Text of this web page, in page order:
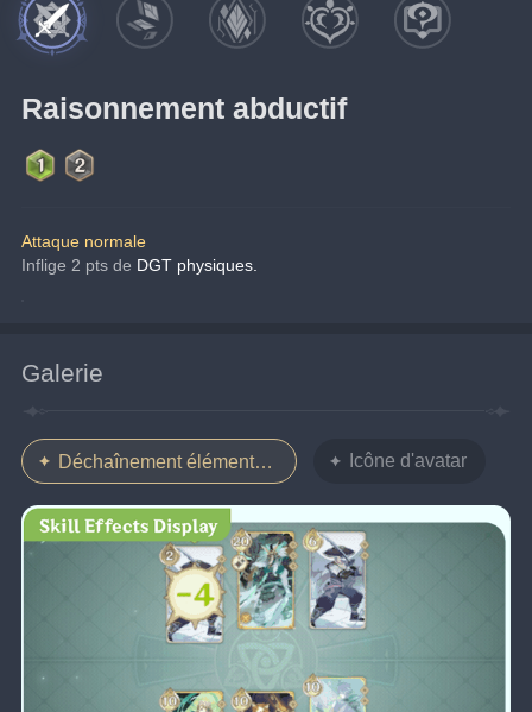
Raisonnement abductif
Attaque normale
Inflige 2 pts de DGT physiques.
Galerie
Déchaînement élémentaire Icône d'avatar